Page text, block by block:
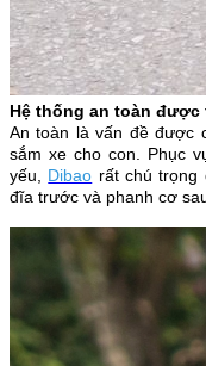
Hệ thống an toàn được
An toàn là vấn đề được
sắm xe cho con. Phục
yếu, Dibao rất chú trọng
đĩa trước và phanh cơ